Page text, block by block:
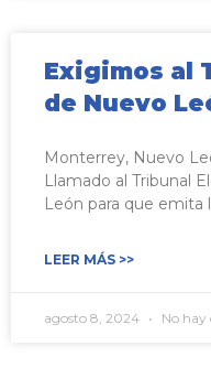
Exigimos al
de Nuevo
Monterrey, Nuevo
Llamado al Tribunal
León para que emita
LEER MÁS >>
agosto 8, 2024 No hay